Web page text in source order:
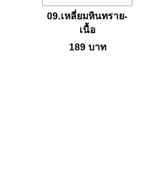
09.เหลี่ยมหินทราย-
เนื้อ
189 บาท